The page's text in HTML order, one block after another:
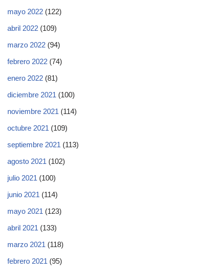
mayo 2022 (122)
abril 2022 (109)
marzo 2022 (94)
febrero 2022 (74)
enero 2022 (81)
diciembre 2021 (100)
noviembre 2021 (114)
octubre 2021 (109)
septiembre 2021 (113)
agosto 2021 (102)
julio 2021 (100)
junio 2021 (114)
mayo 2021 (123)
abril 2021 (133)
marzo 2021 (118)
febrero 2021 (95)